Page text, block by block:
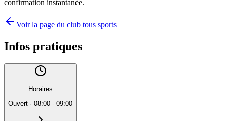
confirmation instantanée.
Voir la page du club tous sports
Infos pratiques
Horaires
Ouvert · 08:00 - 09:00